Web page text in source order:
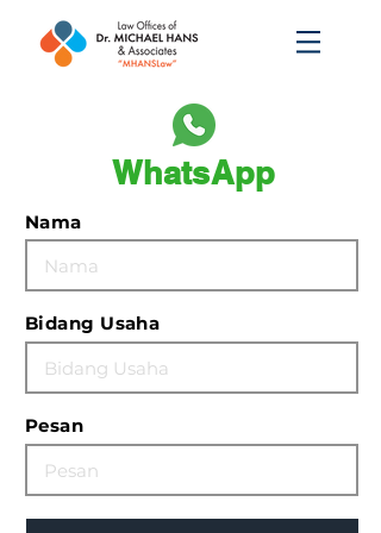
WhatsApp
Nama
Bidang Usaha
Pesan